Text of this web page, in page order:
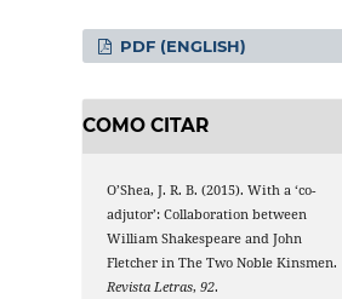
PDF (ENGLISH)
COMO CITAR
O’Shea, J. R. B. (2015). With a ‘co-
adjutor’: Collaboration between
William Shakespeare and John
Fletcher in The Two Noble Kinsmen.
Revista Letras,92.